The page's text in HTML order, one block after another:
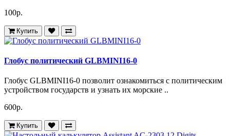
100р.
Купить
Глобус политический GLBMINI16-0
Глобус GLBMINI16-0 позволит ознакомиться с политическим
устройством государств и узнать их морские ..
600р.
Купить